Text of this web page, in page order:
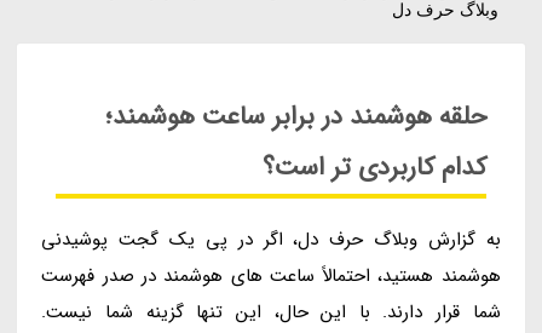
وبلاگ حرف دل
حلقه هوشمند در برابر ساعت هوشمند؛
کدام کاربردی تر است؟
به گزارش وبلاگ حرف دل، اگر در پی یک گجت پوشیدنی
هوشمند هستید، احتمالاً ساعت های هوشمند در صدر فهرست
شما قرار دارند. با این حال، این تنها گزینه شما نیست.